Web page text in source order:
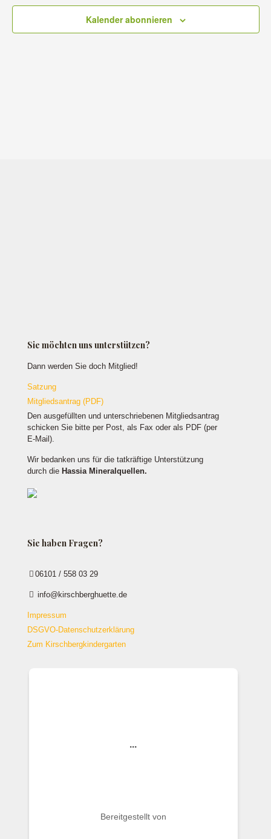
Kalender abonnieren
Sie möchten uns unterstützen?
Dann werden Sie doch Mitglied!
Satzung
Mitgliedsantrag (PDF)
Den ausgefüllten und unterschriebenen Mitgliedsantrag
schicken Sie bitte per Post, als Fax oder als PDF (per
E-Mail).
Wir bedanken uns für die tatkräftige Unterstützung
durch die Hassia Mineralquellen.
Sie haben Fragen?
06101 / 558 03 29
info@kirschberghuette.de
Impressum
DSGVO-Datenschutzerklärung
Zum Kirschbergkindergarten